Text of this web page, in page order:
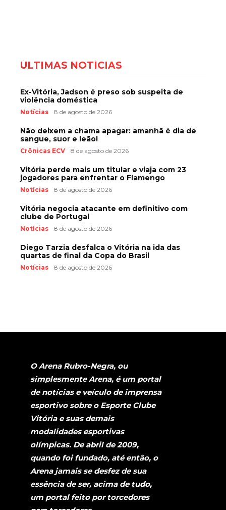
ÚLTIMAS NOTÍCIAS
Ex-Vitória, Jadson é preso sob suspeita de
violência doméstica
Notícias 8 de agosto de 2026
Não deixem a chama apagar: amanhã é dia de
sangue, suor e leão!
Crônicas ECV 8 de agosto de 2026
Vitória perde mais um titular e viaja com 23
jogadores para enfrentar o Flamengo
Notícias 8 de agosto de 2026
Vitória negocia atacante em definitivo com
clube de Portugal
Notícias 8 de agosto de 2026
Diego Tarzia desfalca o Vitória na ida das
quartas de final da Copa do Brasil
Notícias 8 de agosto de 2026
O Arena Rubro-Negra, ou
simplesmente Arena, é um portal
de notícias e veículo de imprensa
esportivo sobre o Esporte Clube
Vitória e suas demais
modalidades esportivas
olímpicas. De abril de 2009,
quando foi fundado, até então, o
Arena jamais se desfez de sua
essência de ser, acima de tudo,
um portal feito por torcedores